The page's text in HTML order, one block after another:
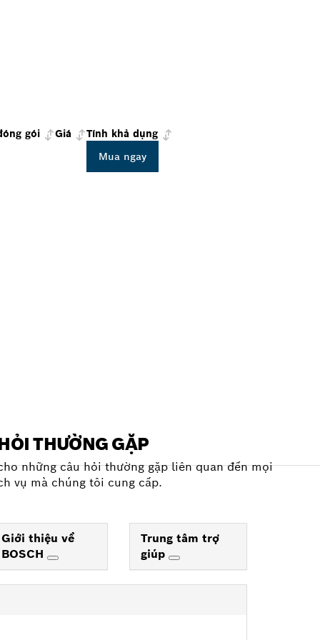
gói Giá
Tính khả dụng
Mua ngay
THƯỜNG GẶP
những câu hỏi thường gặp liên quan đến mọi
vụ mà chúng tôi cung cấp.
Giới thiệu về
BOSCH
Trung tâm trợ
giúp